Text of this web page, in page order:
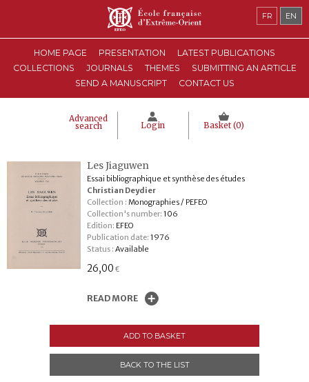
HOME PAGE PRESENTATION
LATEST PUBLICATIONS
COLLECTIONS
JOURNALS THEMES
SUBMITTING AN ARTICLE
SEND A MANUSCRIPT
CONTACT US
Advanced
search Login Basket (0)
FR EN
Les Jiaguwen
Essai bibliographique et synthèse des études
Christian Deydier
Collection : Monographies / PEFEO
Collection's number: 106
Edition: EFEO
Publication date: 1976
Status : Available
26,00 €
READ MORE
ADD TO BASKET
BACK TO THE LIST